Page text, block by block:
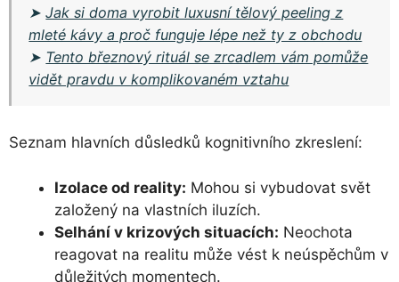
➤Jak si doma vyrobit luxusní tělový peeling z
mleté kávy a proč funguje lépe než ty z obchodu
➤ Tento březnový rituál se zrcadlem vám pomůže
vidět pravdu v komplikovaném vztahu
Seznam hlavních důsledků kognitivního zkreslení:
Izolace od reality: Mohou si vybudovat svět
založený na vlastních iluzích.
Selhání v krizových situacích: Neochota
reagovat na realitu může vést k neúspěchům v
důležitých momentech.